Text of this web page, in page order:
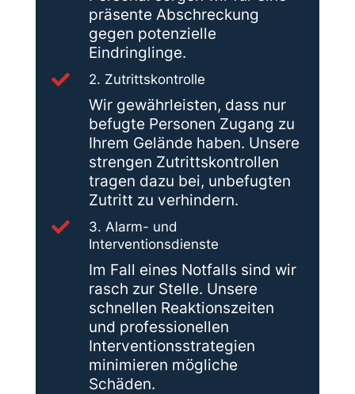
präsente Abschreckung
gegen potenzielle
Eindringlinge.

2. Zutrittskontrolle
Wir gewährleisten, dass nur
befugte Personen Zugang zu
Ihrem Gelände haben. Unsere
strengen Zutrittskontrollen
tragen dazu bei, unbefugten
Zutritt zu verhindern.

3. Alarm- und
Interventionsdienste
Im Fall eines Notfalls sind wir
rasch zur Stelle. Unsere
schnellen Reaktionszeiten
und professionellen
Interventionsstrategien
minimieren mögliche
Schäden.